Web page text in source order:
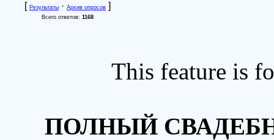
[ Результаты · Архив опросов ]
Всего ответов: 1168
This feature is
ПОЛНЫЙ